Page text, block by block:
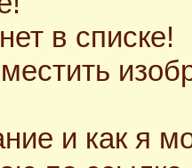
в списке!
и как я